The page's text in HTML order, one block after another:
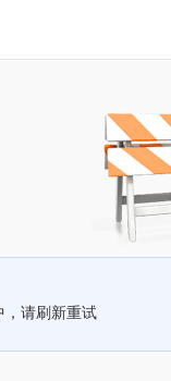
，请刷新重试